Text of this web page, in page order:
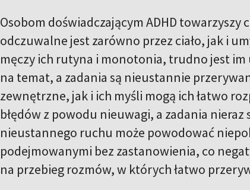
Osobom doświadczającym ADHD
odczuwalne jest zarówno przez ciało, jak i
męczy ich rutyna i monotonia, trudno jest
na temat, a zadania są nieustannie
zewnętrzne, jak i ich myśli mogą ich łatwo
błędów z powodu nieuwagi, a zadania
nieustannego ruchu może powodować
podejmowanymi bez zastanowienia, co
na przebieg rozmów, w których łatwo